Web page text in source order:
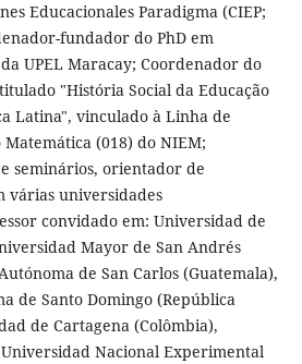
Educacionales Paradigma (CIEP;
fundador do PhD em
UPEL Maracay; Coordenador do
"História Social da Educação
Latina", vinculado à Linha de
Matemática (018) do NIEM;
seminários, orientador de
várias universidades
convidado em: Universidad de
Mayor de San Andrés
de San Carlos (Guatemala),
de Santo Domingo (República
de Cartagena (Colômbia),
Nacional Experimental